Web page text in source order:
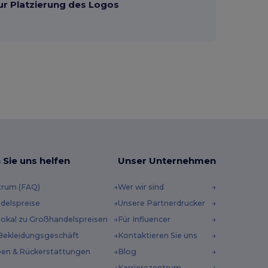
Platzierung des Logos
Sie uns helfen
(FAQ)
zu Großhandelspreisen
& Rückerstattungen
Unser Unternehmen
Wer wir sind
Unsere Partnerdrucker
Für Influencer
Kontaktieren Sie uns
Blog